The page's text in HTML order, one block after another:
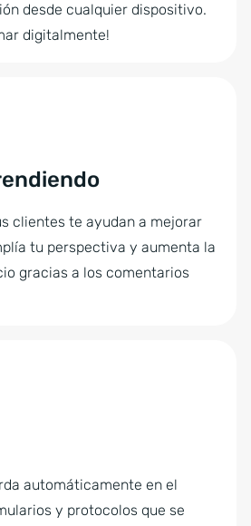
desde cualquier dispositivo.
digitalmente!
clientes te ayudan a mejorar
tu perspectiva y aumenta la
gracias a los comentarios
automáticamente en el
y protocolos que se